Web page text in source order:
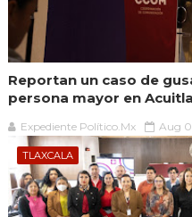
Reportan un caso de
persona mayor en
Expediente Político.Mx Aug
TLAXCALA